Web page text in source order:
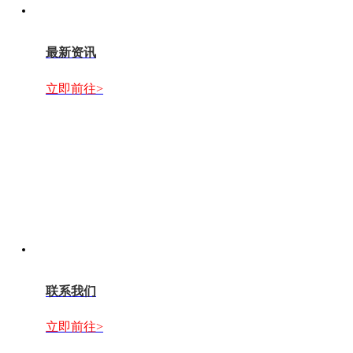
最新资讯
立即前往>
联系我们
立即前往>